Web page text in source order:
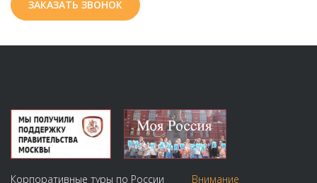
ЗАКАЗАТЬ ЗВОНОК
Корпоративные туры по России
Внимание